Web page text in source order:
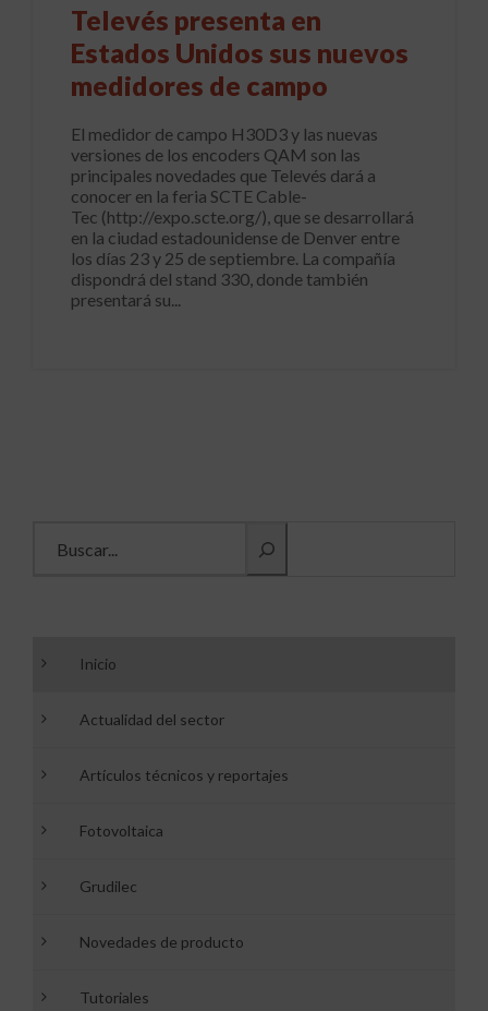
Televés presenta en
Estados Unidos sus nuevos
medidores de campo
El medidor de campo H30D3 y las nuevas
versiones de los encoders QAM son las
principales novedades que Televés dará a
conocer en la feria SCTE Cable-
Tec (http://expo.scte.org/), que se desarrollará
en la ciudad estadounidense de Denver entre
los días 23 y 25 de septiembre. La compañía
dispondrá del stand 330, donde también
presentará su...
Inicio
Actualidad del sector
Artículos técnicos y reportajes
Fotovoltaica
Grudilec
Novedades de producto
Tutoriales